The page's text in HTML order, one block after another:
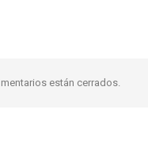
están cerrados.